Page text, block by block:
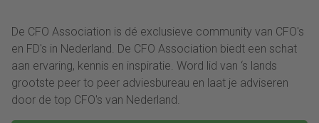
De CFO Association is dé exclusieve community van CFO's
en FD's in Nederland. De CFO Association biedt een schat
aan ervaring, kennis en inspiratie. Word lid van ‘s lands
grootste peer to peer adviesbureau en laat je adviseren
door de top CFO's van Nederland.